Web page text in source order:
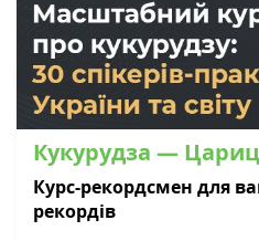
Кукурудза —
Курс-рекордсмен для
рекордів